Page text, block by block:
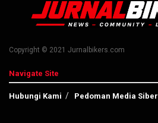
Copyright © 2021 Jurnalbikers.com
Navigate Site
Hubungi Kami Pedoman Media Siber